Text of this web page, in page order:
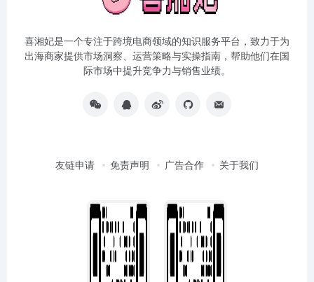
喜湘妃是一个专注于跨境电商领域的知识服务平台，致力于为
出海商家提供市场洞察、运营策略与实操指南，帮助他们在国
际市场中提升竞争力与销售业绩。
友链申请 免责声明 广告合作 关于我们